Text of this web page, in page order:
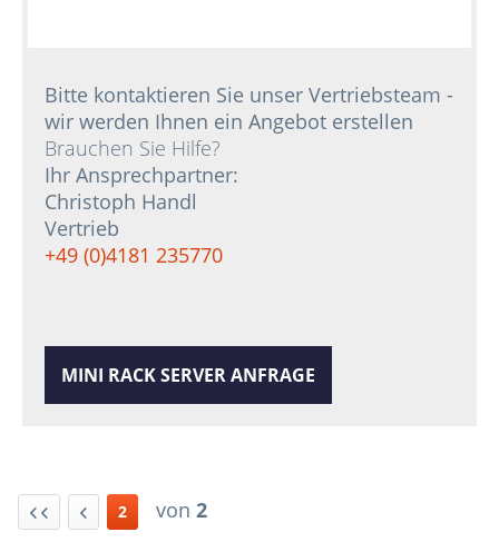
Bitte kontaktieren Sie unser Vertriebsteam -
wir werden Ihnen ein Angebot erstellen
Brauchen Sie Hilfe?
Ihr Ansprechpartner:
Christoph Handl
Vertrieb
+49 (0)4181 235770
MINI RACK SERVER ANFRAGE
2 von 2